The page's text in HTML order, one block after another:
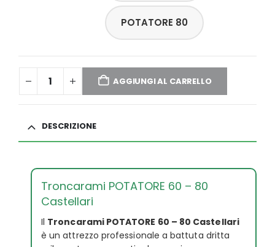
POTATORE 80
AGGIUNGI AL CARRELLO
DESCRIZIONE
Troncarami POTATORE 60 – 80
Castellari
Il Troncarami POTATORE 60 – 80 Castellari
è un attrezzo professionale a battuta dritta